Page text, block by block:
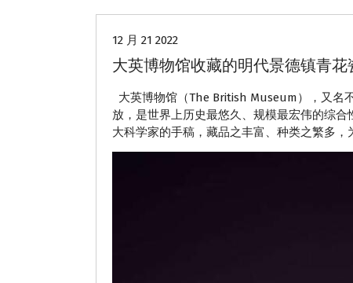
12 月 21 2022
大英博物馆收藏的明代景德镇青花
大英博物馆（The British Museum），又名
放，是世界上历史最悠久、规模最宏伟的综合
大科学家的手稿，藏品之丰富、种类之繁多